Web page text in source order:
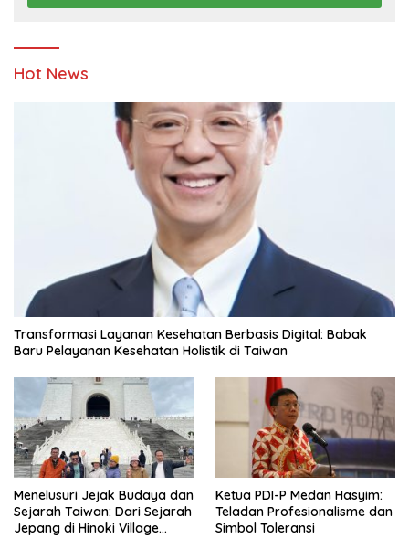
Hot News
Transformasi Layanan Kesehatan Berbasis Digital: Babak
Baru Pelayanan Kesehatan Holistik di Taiwan
Menelusuri Jejak Budaya dan
Sejarah Taiwan: Dari Sejarah
Jepang di Hinoki Village
Ketua PDI-P Medan Hasyim:
Teladan Profesionalisme dan
Simbol Toleransi